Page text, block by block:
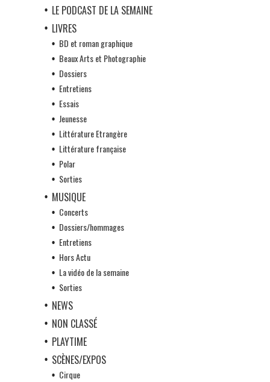
LE PODCAST DE LA SEMAINE
LIVRES
BD et roman graphique
Beaux Arts et Photographie
Dossiers
Entretiens
Essais
Jeunesse
Littérature Etrangère
Littérature française
Polar
Sorties
MUSIQUE
Concerts
Dossiers/hommages
Entretiens
Hors Actu
La vidéo de la semaine
Sorties
NEWS
NON CLASSÉ
PLAYTIME
SCÈNES/EXPOS
Cirque